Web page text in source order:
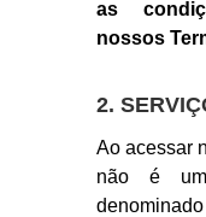
as
nossos
2.
Ao acessar
não é um